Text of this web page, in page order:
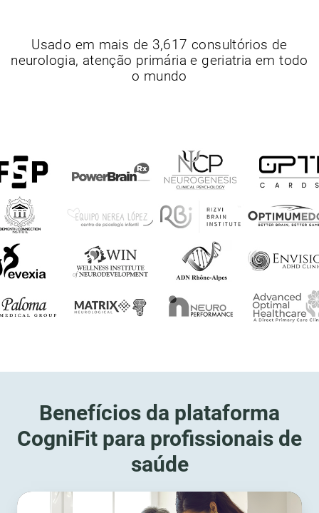
Usado em mais de 3,617 consultórios de
neurologia, atenção primária e geriatria em todo
o mundo
Benefícios da plataforma
CogniFit para profissionais de
saúde